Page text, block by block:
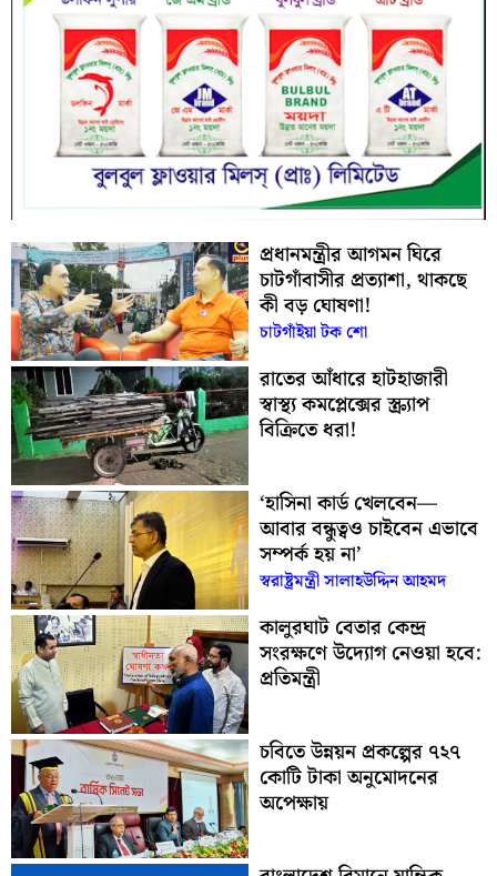
প্রধানমন্ত্রীর আগমন ঘিরে
চাটগাঁবাসীর প্রত্যাশা, থাকছে
কী বড় ঘোষণা!
চাটগাঁইয়া টক শো
রাতের আঁধারে হাটহাজারী
স্বাস্থ্য কমপ্লেক্সের স্ক্র্যাপ
বিক্রিতে ধরা!
‘হাসিনা কার্ড খেলবেন—
আবার বন্ধুত্বও চাইবেন এভাবে
সম্পর্ক হয় না’
স্বরাষ্ট্রমন্ত্রী সালাহউদ্দিন আহমদ
কালুরঘাট বেতার কেন্দ্র
সংরক্ষণে উদ্যোগ নেওয়া হবে:
প্রতিমন্ত্রী
চবিতে উন্নয়ন প্রকল্পের ৭২৭
কোটি টাকা অনুমোদনের
অপেক্ষায়